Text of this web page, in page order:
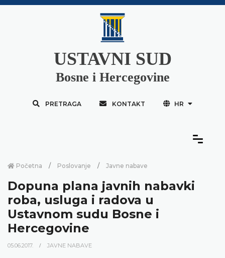
USTAVNI SUD
Bosne i Hercegovine
PRETRAGA KONTAKT HR
Početna Poslovanje Javne nabave
Dopuna plana javnih nabavki
roba, usluga i radova u
Ustavnom sudu Bosne i
Hercegovine
05.06.2017. JAVNE NABAVE